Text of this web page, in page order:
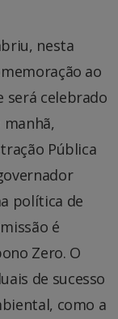
nesta
ao
será celebrado
Pública
política de
é
Zero. O
de sucesso
como a